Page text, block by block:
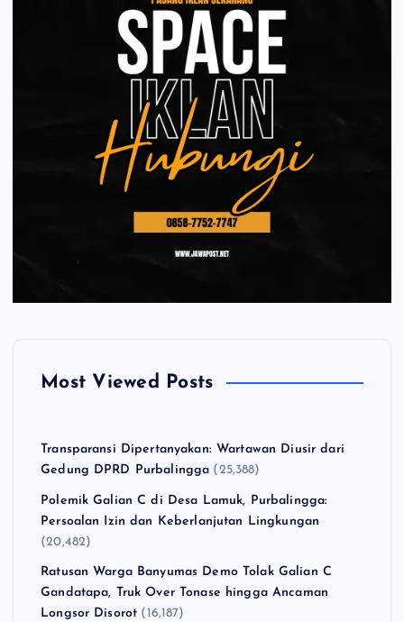
Most Viewed Posts
Transparansi Dipertanyakan: Wartawan Diusir dari
Gedung DPRD Purbalingga (25,388)
Polemik Galian C di Desa Lamuk, Purbalingga:
Persoalan Izin dan Keberlanjutan Lingkungan
(20,482)
Ratusan Warga Banyumas Demo Tolak Galian C
Gandatapa, Truk Over Tonase hingga Ancaman
Longsor Disorot (16,187)